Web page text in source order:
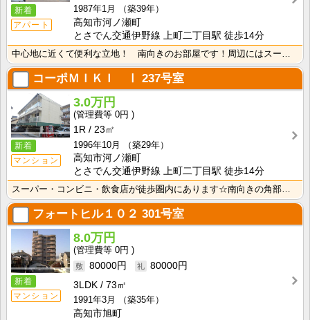
新着
アパート
1987年1月
（築39年）
高知市河ノ瀬町
とさでん交通伊野線 上町二丁目駅 徒歩14分
中心地に近くて便利な立地！ 南向きのお部屋です！周辺にはスーパー・コンビニ・飲食店などがあり便利な立･･･
コーポＭＩＫＩ Ⅰ 237号室
新着
マンション
3.0万円
0円
1R
23㎡
1996年10月
（築29年）
高知市河ノ瀬町
とさでん交通伊野線 上町二丁目駅 徒歩14分
スーパー・コンビニ・飲食店が徒歩圏内にあります☆南向きの角部屋！静かな住環境で暮らしたい方にオススメ･･･
フォートヒル１０２ 301号室
新着
マンション
8.0万円
0円
80000円
80000円
3LDK
73㎡
1991年3月
（築35年）
高知市旭町